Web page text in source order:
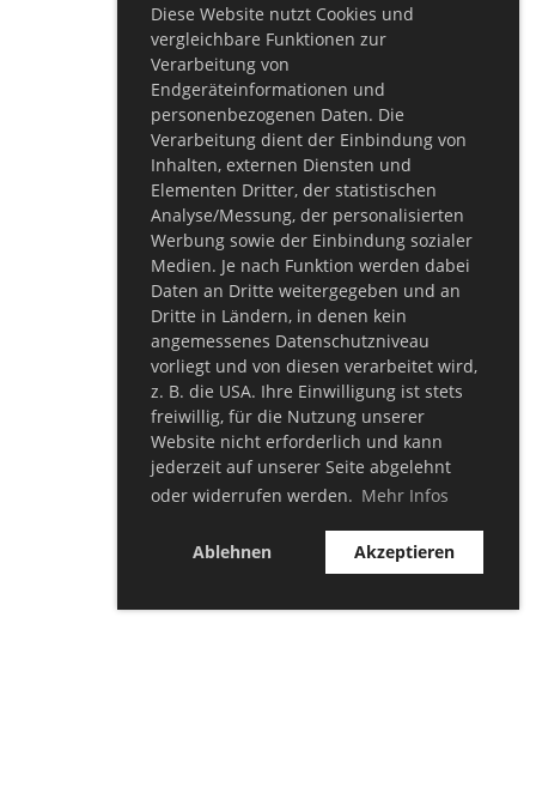
Diese Website nutzt Cookies und
vergleichbare Funktionen zur
Verarbeitung von
Endgeräteinformationen und
personenbezogenen Daten. Die
Verarbeitung dient der Einbindung von
Inhalten, externen Diensten und
Elementen Dritter, der statistischen
Analyse/Messung, der personalisierten
Werbung sowie der Einbindung sozialer
Medien. Je nach Funktion werden dabei
Daten an Dritte weitergegeben und an
Dritte in Ländern, in denen kein
angemessenes Datenschutzniveau
vorliegt und von diesen verarbeitet wird,
z. B. die USA. Ihre Einwilligung ist stets
freiwillig, für die Nutzung unserer
Website nicht erforderlich und kann
jederzeit auf unserer Seite abgelehnt
oder widerrufen werden. Mehr Infos
Ablehnen Akzeptieren